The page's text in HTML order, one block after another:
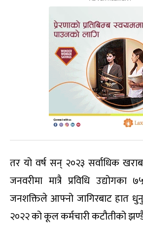
तर यो वर्ष सन् २०२३ सर्वाधिक
जनवरीमा मात्रै प्रविधि
जनशक्तिले आफ्नो जागिरबाट हात
२०२२ को कूल कर्मचारी कटौतीको